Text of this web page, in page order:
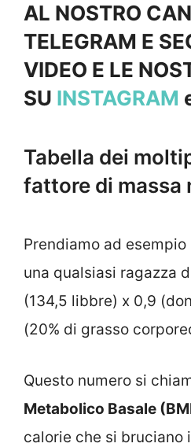
AL NOSTRO
TELEGRAM E
VIDEO E LE
SU INSTAGRAM
Tabella dei
fattore di massa
Prendiamo ad
una qualsiasi ragazza
(134,5 libbre) x 0,9
(20% di grasso
Questo numero si
Metabolico Basale
calorie che si bruciano